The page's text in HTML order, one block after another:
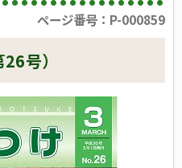
ページ番号：P-000859
号）